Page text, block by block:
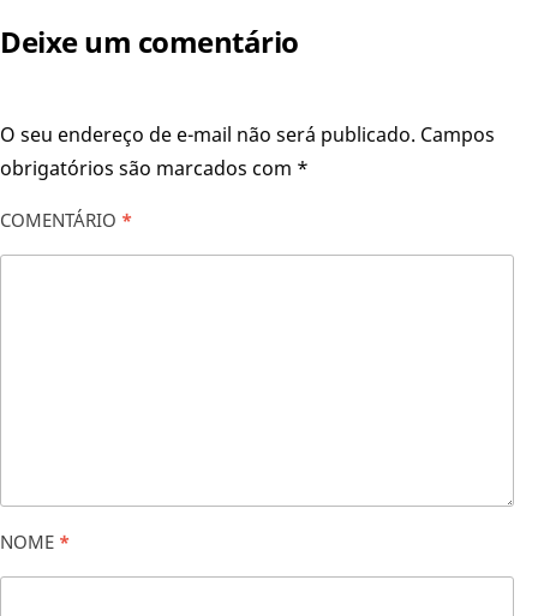
Deixe um comentário
O seu endereço de e-mail não será publicado. Campos
obrigatórios são marcados com *
COMENTÁRIO *
NOME *